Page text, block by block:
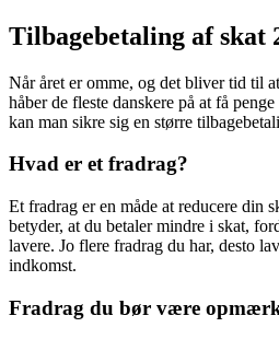
Tilbagebetaling af skat
Når året er omme, og det bliver tid til
håber de fleste danskere på at få
kan man sikre sig en større
Hvad er et fradrag?
Et fradrag er en måde at reducere din
betyder, at du betaler mindre i skat,
lavere. Jo flere fradrag du har, desto
indkomst.
Fradrag du bør være